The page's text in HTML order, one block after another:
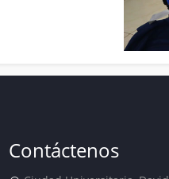
Contáctenos